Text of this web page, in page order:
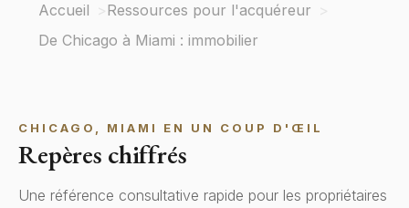
Accueil
Ressources pour l'acquéreur
De Chicago à Miami : immobilier
CHICAGO, MIAMI EN UN COUP D'ŒIL
Repères chiffrés
Une référence consultative rapide pour les propriétaires